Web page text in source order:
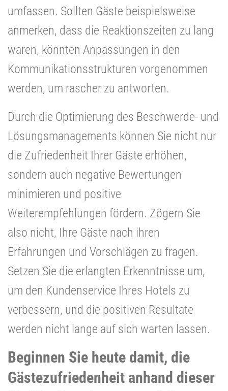
umfassen. Sollten Gäste beispielsweise
anmerken, dass die Reaktionszeiten zu lang
waren, könnten Anpassungen in den
Kommunikationsstrukturen vorgenommen
werden, um rascher zu antworten.
Durch die Optimierung des Beschwerde- und
Lösungsmanagements können Sie nicht nur
die Zufriedenheit Ihrer Gäste erhöhen,
sondern auch negative Bewertungen
minimieren und positive
Weiterempfehlungen fördern. Zögern Sie
also nicht, Ihre Gäste nach ihren
Erfahrungen und Vorschlägen zu fragen.
Setzen Sie die erlangten Erkenntnisse um,
um den Kundenservice Ihres Hotels zu
verbessern, und die positiven Resultate
werden nicht lange auf sich warten lassen.
Beginnen Sie heute damit, die
Gästezufriedenheit anhand dieser